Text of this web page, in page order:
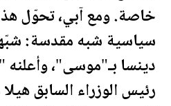
خاصة. ومع آبي، تحوّل
سياسية شبه مقدسة:
دينسا بـ"موسى"، وأعلنه
رئيس الوزراء السابق